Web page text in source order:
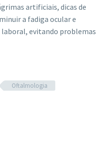
artificiais, dicas de
a fadiga ocular e
laboral, evitando problemas
Oftalmologia